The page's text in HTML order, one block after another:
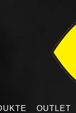
OUTLET